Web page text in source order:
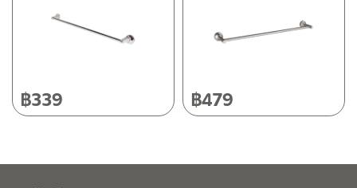
โทร: 080-075-2626
วันจันทร์ – วันศุกร์ เวลา 8:30-17:30 น.
วันเสาร์ เวลา 8:30-15:00 น.
฿339 ฿479